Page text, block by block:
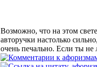
Возможно, что на этом
авторучки настолько
очень печально. Если ты